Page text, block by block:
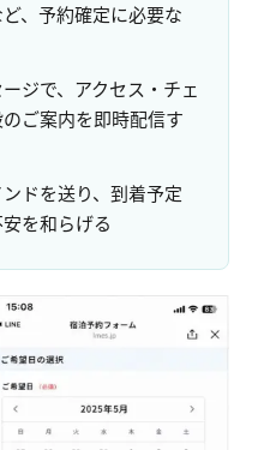
、予約確定に必要な
ジで、アクセス・チェ
ご案内を即時配信す
ドを送り、到着予定
を和らげる